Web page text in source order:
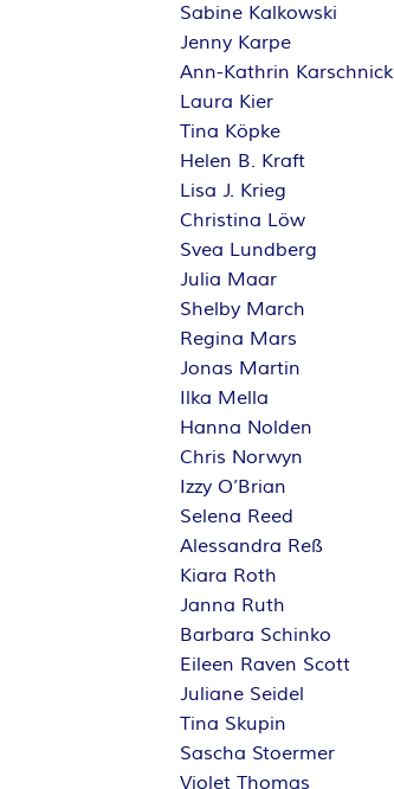
Sabine Kalkowski
Jenny Karpe
Ann-Kathrin Karschnick
Laura Kier
Tina Köpke
Helen B. Kraft
Lisa J. Krieg
Christina Löw
Svea Lundberg
Julia Maar
Shelby March
Regina Mars
Jonas Martin
Ilka Mella
Hanna Nolden
Chris Norwyn
Izzy O’Brian
Selena Reed
Alessandra Reß
Kiara Roth
Janna Ruth
Barbara Schinko
Eileen Raven Scott
Juliane Seidel
Tina Skupin
Sascha Stoermer
Violet Thomas